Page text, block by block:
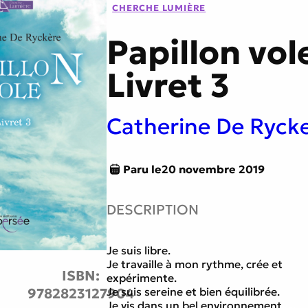
Traversée du miroir
ISBN:
9782823127904
CHERCHE LUMIÈRE
Papillon
Livret 3
Catherine De
Paru le20 novembre 2019
DESCRIPTION
Je suis libre.
Je travaille à mon rythme, crée et
expérimente.
Je suis sereine et bien équilibrée.
Je vis dans un bel environnement.